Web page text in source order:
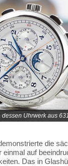
Uhrwerk aus
die
einmal auf
Das in